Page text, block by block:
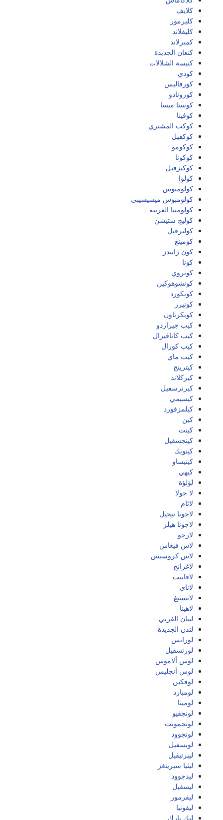
كلايف
كليرمور
كليفلاند
كمبرلاند
كنعان الجديدة
كنيسة الشلالات
كودي
كورفاليس
كورونادو
كوستا ميسا
كوفينا
كوكب المشتري
كوكفيل
كوكومو
كوكونا
كوكيزفيل
كولوا
كولومبوس
كولومبوس ميسيسيبي
كولومبيا الغربية
كوليج ستيشن
كوليرفيل
كومينغ
كون رابيدز
كونا
كونروي
كونشوهوكين
كونكورد
كونيرز
كويكرتاون
كيب جيراردو
كيب كانافيرال
كيب كورال
كيب ماي
كيترينج
كيركلاند
كيرنرسفيل
كيسيمي
كيلمزفورد
كين
كينت
كينجسفيل
كينويك
كينيساو
كيهي
لؤلؤة
لا جولا
لاثام
لاجونا نيجيل
لاجونا هيلز
لارجو
لاس فيغاس
لاس كروسيس
لاغرانج
لافاييت
لاناي
لانسينغ
لاهينا
لبنان الغربي
لندن الجديدة
لورانس
لورنسفيل
لوس ألاموس
لوس أنجليس
لوفكين
لومبارد
لوميتا
لونجفيو
لونجمونت
لونجوود
لويسفيل
ليبرتيفيل
ليثيا سبرينغز
ليدجوود
ليسفيل
ليفرمور
ليفونيا
ليك بارك